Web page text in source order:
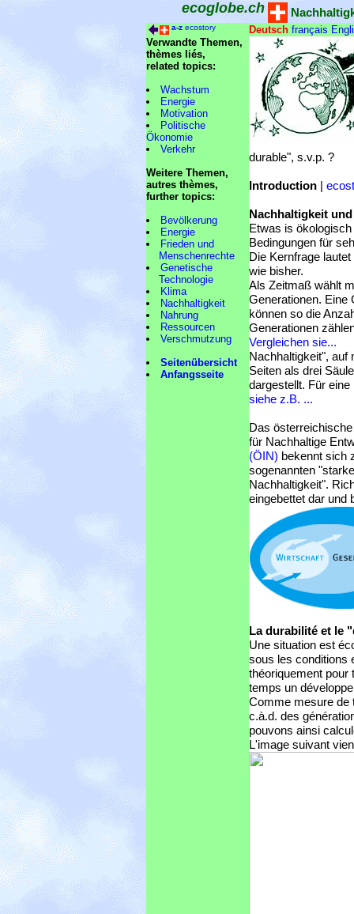
ecoglobe.ch
a-z ecostory Deutsch français
Verwandte Themen,
thèmes liés,
related topics:
Wachstum
Energie
Motivation
Politische
Ökonomie
Verkehr
Weitere Themen,
autres thèmes,
further topics:
Bevölkerung
Energie
Frieden und
Menschenrechte
Genetische
Technologie
Klima
Nachhaltigkeit
Nahrung
Ressourcen
Verschmutzung
Seitenübersicht
Anfangsseite
durable", s.v.p. ?
Introduction |
Nachhaltigkeit
Etwas is
Bedingungen für
Die Kernfrage
wie bisher.
Als Zeitmaß wählt
Generationen. Eine
können so die
Generationen
Vergleichen sie...
Nachhaltigkeit", auf
Seiten als drei
dargestellt. Für eine
siehe z.B. ...
Das
für Nachhaltige
(ÖIN) bekennt sich
sogenannten
Nachhaltigkeit".
eingebettet dar und
La durabilité et le
Une situation est
sous les conditions
théoriquement pour
temps un
Comme mesure de
c.à.d. des
pouvons ainsi
L'image suivant